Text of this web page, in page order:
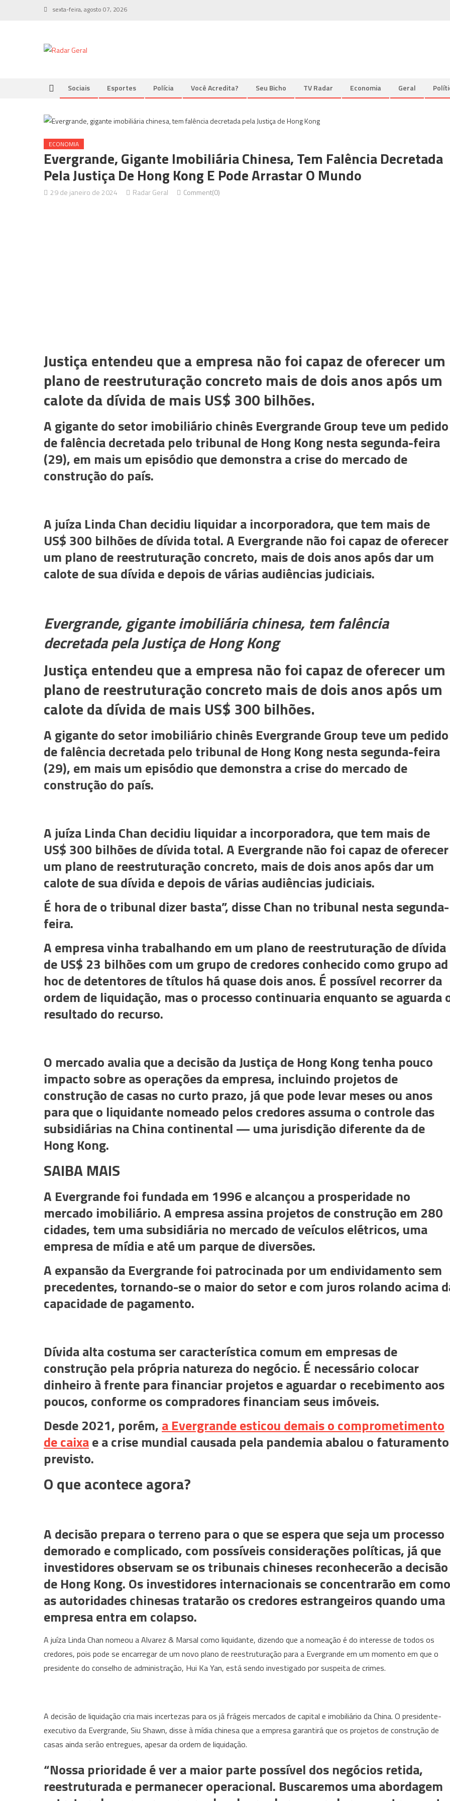
sexta-feira, agosto 07, 2026
Sociais Esportes Polícia Você Acredita? Seu Bicho TV Radar Economia Geral
ECONOMIA
Evergrande, Gigante Imobiliária Chinesa, Tem Falência Decretada
Pela Justiça De Hong Kong E Pode Arrastar O Mundo
29 de janeiro de 2024 Radar Geral Comment(0)
Justiça entendeu que a empresa não foi capaz de oferecer um
plano de reestruturação concreto mais de dois anos após um
calote da dívida de mais US$ 300 bilhões.
A gigante do setor imobiliário chinês Evergrande Group teve um pedido
de falência decretada pelo tribunal de Hong Kong nesta segunda-feira
(29), em mais um episódio que demonstra a crise do mercado de
construção do país.
A juíza Linda Chan decidiu liquidar a incorporadora, que tem mais de
US$ 300 bilhões de dívida total. A Evergrande não foi capaz de oferecer
um plano de reestruturação concreto, mais de dois anos após dar um
calote de sua dívida e depois de várias audiências judiciais.
Evergrande, gigante imobiliária chinesa, tem falência
decretada pela Justiça de Hong Kong
Justiça entendeu que a empresa não foi capaz de oferecer um
plano de reestruturação concreto mais de dois anos após um
calote da dívida de mais US$ 300 bilhões.
A gigante do setor imobiliário chinês Evergrande Group teve um pedido
de falência decretada pelo tribunal de Hong Kong nesta segunda-feira
(29), em mais um episódio que demonstra a crise do mercado de
construção do país.
A juíza Linda Chan decidiu liquidar a incorporadora, que tem mais de
US$ 300 bilhões de dívida total. A Evergrande não foi capaz de oferecer
um plano de reestruturação concreto, mais de dois anos após dar um
calote de sua dívida e depois de várias audiências judiciais.
É hora de o tribunal dizer basta”, disse Chan no tribunal nesta segunda-
feira.
A empresa vinha trabalhando em um plano de reestruturação de dívida
de US$ 23 bilhões com um grupo de credores conhecido como grupo ad
hoc de detentores de títulos há quase dois anos. É possível recorrer da
ordem de liquidação, mas o processo continuaria enquanto se aguarda
resultado do recurso.
O mercado avalia que a decisão da Justiça de Hong Kong tenha pouco
impacto sobre as operações da empresa, incluindo projetos de
construção de casas no curto prazo, já que pode levar meses ou anos
para que o liquidante nomeado pelos credores assuma o controle das
subsidiárias na China continental — uma jurisdição diferente da de
Hong Kong.
SAIBA MAIS
A Evergrande foi fundada em 1996 e alcançou a prosperidade no
mercado imobiliário. A empresa assina projetos de construção em 280
cidades, tem uma subsidiária no mercado de veículos elétricos, uma
empresa de mídia e até um parque de diversões.
A expansão da Evergrande foi patrocinada por um endividamento sem
precedentes, tornando-se o maior do setor e com juros rolando acima
capacidade de pagamento.
Dívida alta costuma ser característica comum em empresas de
construção pela própria natureza do negócio. É necessário colocar
dinheiro à frente para financiar projetos e aguardar o recebimento aos
poucos, conforme os compradores financiam seus imóveis.
Desde 2021, porém, a Evergrande esticou demais o comprometimento
de caixae a crise mundial causada pela pandemia abalou o faturamento
previsto.
O que acontece agora?
A decisão prepara o terreno para o que se espera que seja um processo
demorado e complicado, com possíveis considerações políticas, já que
investidores observam se os tribunais chineses reconhecerão a decisão
de Hong Kong. Os investidores internacionais se concentrarão em como
as autoridades chinesas tratarão os credores estrangeiros quando uma
empresa entra em colapso.
A juíza Linda Chan nomeou a Alvarez & Marsal como liquidante, dizendo que a nomeação é do interesse de todos os
credores, pois pode se encarregar de um novo plano de reestruturação para a Evergrande em um momento em que o
presidente do conselho de administração, Hui Ka Yan, está sendo investigado por suspeita de crimes.
A decisão de liquidação cria mais incertezas para os já frágeis mercados de capital e imobiliário da China. O presidente-
executivo da Evergrande, Siu Shawn, disse à mídia chinesa que a empresa garantirá que os projetos de construção de
casas ainda serão entregues, apesar da ordem de liquidação.
“Nossa prioridade é ver a maior parte possível dos negócios retida,
reestruturada e permanecer operacional. Buscaremos uma abordagem